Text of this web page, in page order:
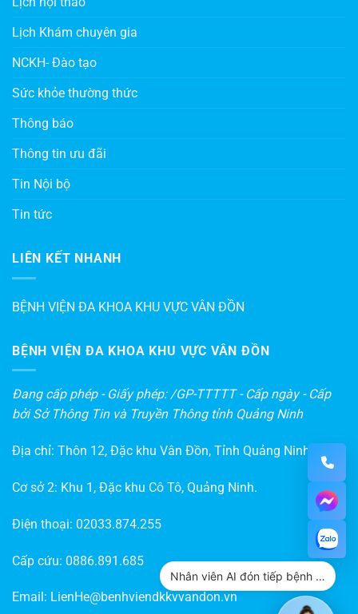
Lịch Khám chuyên gia
NCKH- Đào tạo
Sức khỏe thường thức
Thông báo
Thông tin ưu đãi
Tin Nội bộ
Tin tức
LIÊN KẾT NHANH
BỆNH VIỆN ĐA KHOA KHU VỰC VÂN ĐỒN
BỆNH VIỆN ĐA KHOA KHU VỰC VÂN ĐỒN
Đang cấp phép - Giấy phép: /GP-TTTTT - Cấp ngày - Cấp
bởi Sở Thông Tin và Truyền Thông tỉnh Quảng Ninh
Địa chỉ: Thôn 12, Đặc khu Vân Đồn, Tỉnh Quảng Ninh
Cơ sở 2: Khu 1, Đặc khu Cô Tô, Quảng Ninh.
Điện thoại: 02033.874.255
Cấp cứu: 0886.891.685
Email: LienHe@benhviendkkvvandon.vn
Nhân viên AI đón tiếp bệnh nhân